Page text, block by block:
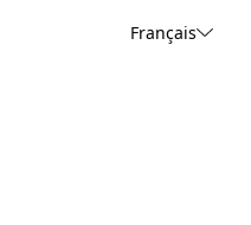
Français